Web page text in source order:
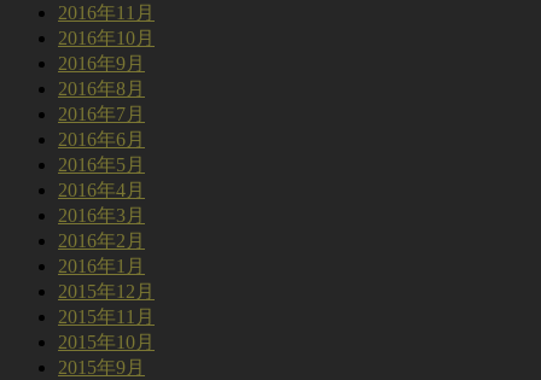
2016年11月
2016年10月
2016年9月
2016年8月
2016年7月
2016年6月
2016年5月
2016年4月
2016年3月
2016年2月
2016年1月
2015年12月
2015年11月
2015年10月
2015年9月